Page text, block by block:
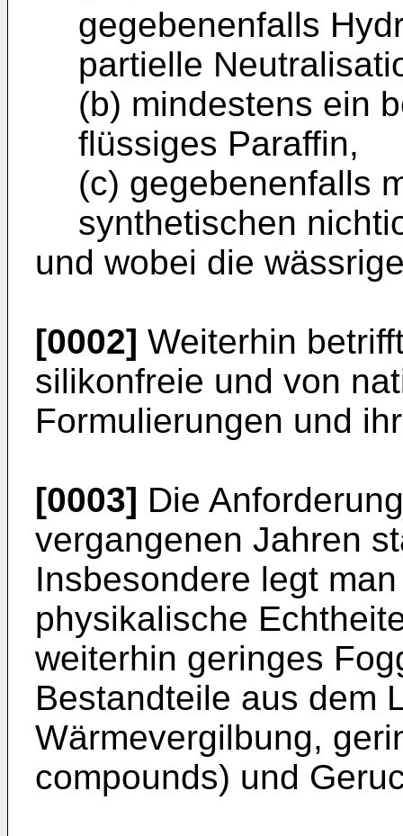
gegebenenfalls
partielle
(b) mindestens ein
flüssiges Paraffin,
(c) gegebenenfalls
synthetischen
und wobei die
[0002] Weiterhin
silikonfreie und von
Formulierungen und
[0003] Die
vergangenen Jahren
Insbesondere legt
physikalische
weiterhin geringes
Bestandteile aus dem
Wärmevergilbung,
compounds) und